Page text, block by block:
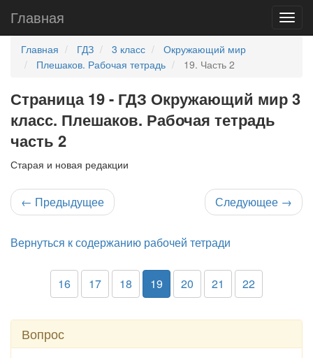
Главная
Главная ГДЗ 3 класс
Окружающий мир
Плешаков. Рабочая тетрадь
19. Часть 2
Страница 19 - ГДЗ Окружающий мир 3
класс. Плешаков. Рабочая тетрадь
часть 2
Старая и новая редакции
← Предыдущее Следующее →
Вернуться к содержанию рабочей тетради
16 17 18 19 20 21 22
Вопрос